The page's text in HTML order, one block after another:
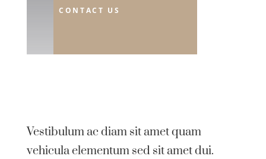
CONTACT US
Vestibulum ac diam sit amet quam
vehicula elementum sed sit amet dui.